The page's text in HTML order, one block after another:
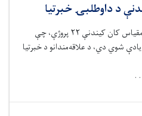
د داوطلبۍ خبرتیا
د کانونو او پټرولیم وزارت د کوچني مقیاس کان کیندنې ۲۲ پروژې، چې
شوي دي، د علاقه‌مندانو د خبرتیا
.